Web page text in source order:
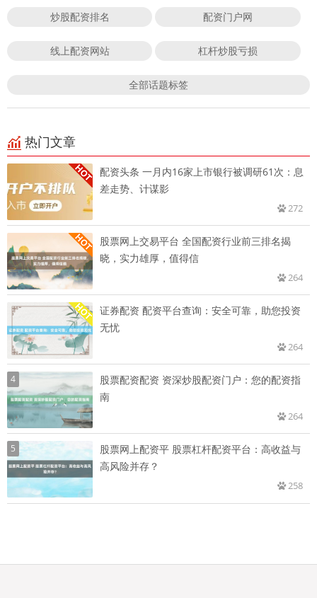
炒股配资排名 配资门户网
线上配资网站 杠杆炒股亏损
全部话题标签
热门文章
配资头条 一月内16家上市银行被调研61次：息
差走势、计谋影
272
股票网上交易平台 全国配资行业前三排名揭
晓，实力雄厚，值得信
264
证券配资 配资平台查询：安全可靠，助您投资
无忧
264
4
股票配资配资 资深炒股配资门户：您的配资指
南
264
5
股票网上配资平 股票杠杆配资平台：高收益与
高风险并存？
258